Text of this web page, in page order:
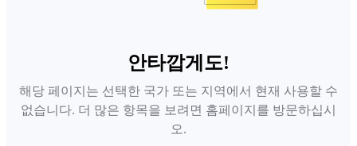
안타깝게도!
해당 페이지는 선택한 국가 또는 지역에서 현재 사용할 수
없습니다. 더 많은 항목을 보려면 홈페이지를 방문하십시
오.